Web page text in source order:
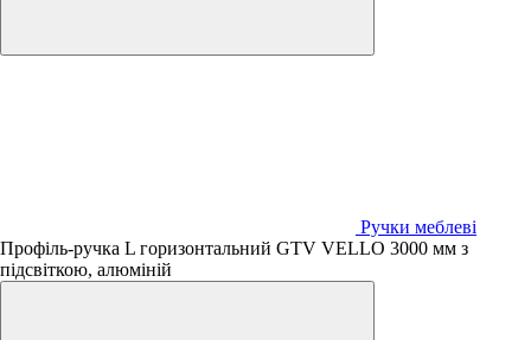
Ручки меблеві
Профіль-ручка L горизонтальний GTV VELLO 3000 мм з
підсвіткою, алюміній